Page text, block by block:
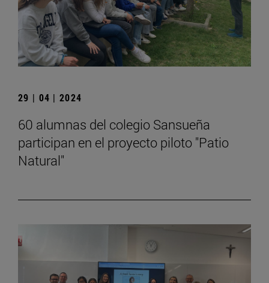
29 | 04 | 2024
60 alumnas del colegio Sansueña
participan en el proyecto piloto "Patio
Natural"